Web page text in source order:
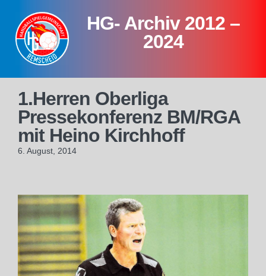
content
HG- Archiv 2012 –
2024
1.Herren Oberliga
Pressekonferenz BM/RGA
mit Heino Kirchhoff
6. August, 2014